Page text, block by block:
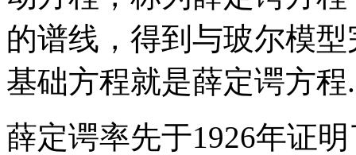
的谱线，得到与玻尔模
基础方程就是薛定谔方程.
薛定谔率先于1926年证